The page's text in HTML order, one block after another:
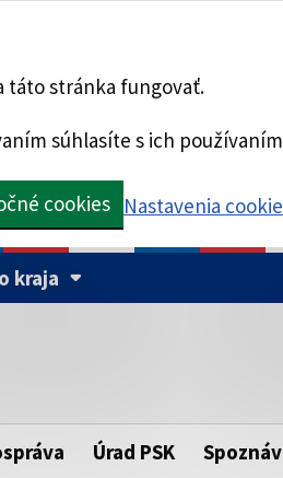
táto stránka fungovať.
súhlasíte s ich
cookies Nastavenia
kraja
kraja.
Úrad PSK